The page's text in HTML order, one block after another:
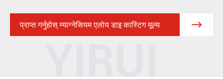
प्राप्त गर्नुहोस् म्याग्नेसियम एलोय डाइ कास्टिग मूल्य 